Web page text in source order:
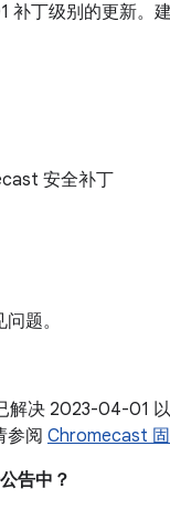
丁级别的更新。
安全补丁
题。
决 2023-04-01
参阅 Chromecast
告中？